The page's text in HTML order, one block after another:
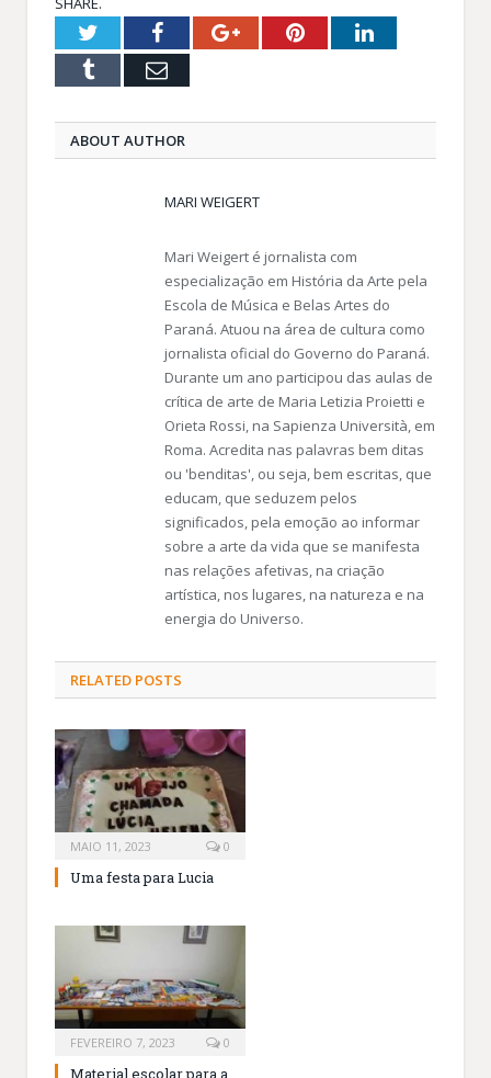
TwitterFacebookGoogle+PinterestLinkedIn
Tumblr Email
ABOUT AUTHOR
MARI WEIGERT
Mari Weigert é jornalista com
especialização em História da Arte pela
Escola de Música e Belas Artes do
Paraná. Atuou na área de cultura como
jornalista oficial do Governo do Paraná.
Durante um ano participou das aulas de
crítica de arte de Maria Letizia Proietti e
Orieta Rossi, na Sapienza Università, em
Roma. Acredita nas palavras bem ditas
ou 'benditas', ou seja, bem escritas, que
educam, que seduzem pelos
significados, pela emoção ao informar
sobre a arte da vida que se manifesta
nas relações afetivas, na criação
artística, nos lugares, na natureza e na
energia do Universo.
RELATED POSTS
MAIO 11, 2023 0
Uma festa para Lucia
FEVEREIRO 7, 2023 0
Material escolar para a